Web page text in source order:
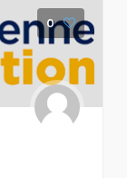
0